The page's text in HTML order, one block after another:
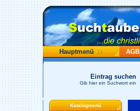
Hauptmenü AGB
Eintrag suchen
Gib hier ein Suchwort ein
Katalogmenü